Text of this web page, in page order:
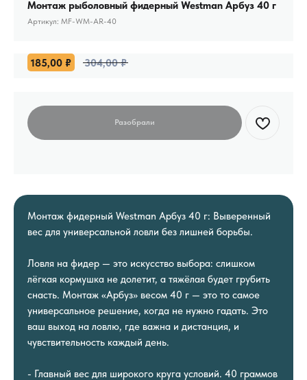
Монтаж рыболовный фидерный Westman Арбуз 40 г
Артикул: MF-WM-AR-40
185,00 ₽ 304,00 ₽
Монтаж фидерный Westman Арбуз 40 г: Выверенный
вес для универсальной ловли без лишней борьбы.
Ловля на фидер — это искусство выбора: слишком
лёгкая кормушка не долетит, а тяжёлая будет грубить
снасть. Монтаж «Арбуз» весом 40 г — это то самое
универсальное решение, когда не нужно гадать. Это
ваш выход на ловлю, где важна и дистанция, и
чувствительность каждый день.
- Главный вес для широкого круга условий. 40 граммов